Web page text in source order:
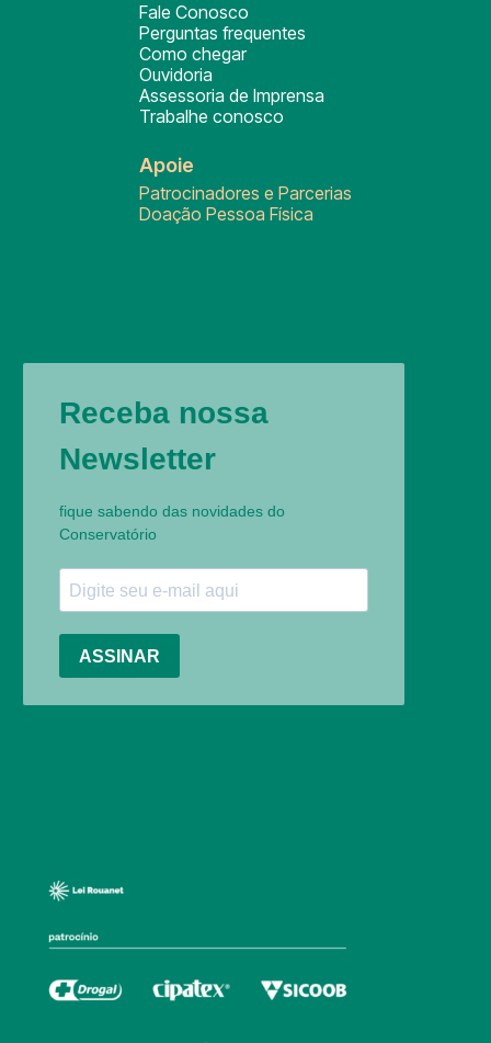
Fale Conosco
Perguntas frequentes
Como chegar
Ouvidoria
Assessoria de Imprensa
Trabalhe conosco
Apoie
Patrocinadores e Parcerias
Doação Pessoa Física